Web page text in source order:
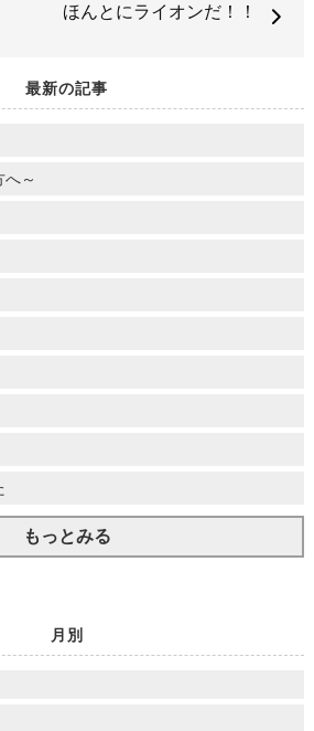
ほんとにライオンだ！！
最新の記事
へ～
もっとみる
月別